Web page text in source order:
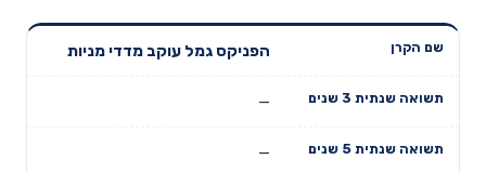
שנים
תשואה
דמי ניהול
הפניקס גמל עוקב מדדי מניות
—
—